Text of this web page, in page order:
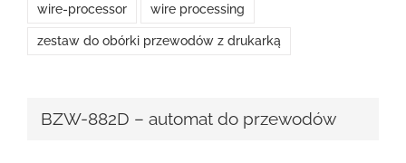
wire-processor wire processing
zestaw do obórki przewodów z drukarką
BZW-882D – automat do przewodów